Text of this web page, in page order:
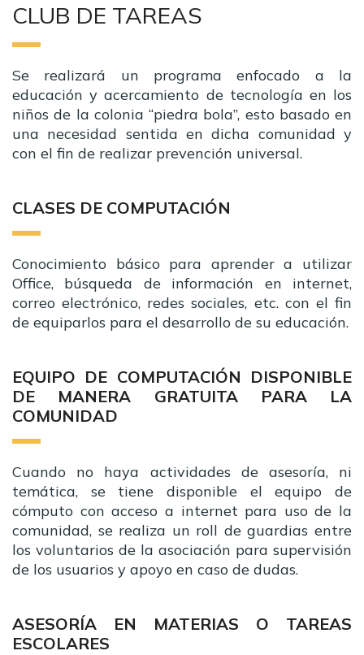
CLUB DE TAREAS
Se realizará un programa enfocado a la
educación y acercamiento de tecnología en los
niños de la colonia “piedra bola”, esto basado en
una necesidad sentida en dicha comunidad y
con el fin de realizar prevención universal.
CLASES DE COMPUTACIÓN
Conocimiento básico para aprender a utilizar
Office, búsqueda de información en internet,
correo electrónico, redes sociales, etc. con el fin
de equiparlos para el desarrollo de su educación.
EQUIPO DE COMPUTACIÓN DISPONIBLE
DE MANERA GRATUITA PARA LA
COMUNIDAD
Cuando no haya actividades de asesoría, ni
temática, se tiene disponible el equipo de
cómputo con acceso a internet para uso de la
comunidad, se realiza un roll de guardias entre
los voluntarios de la asociación para supervisión
de los usuarios y apoyo en caso de dudas.
ASESORÍA EN MATERIAS O TAREAS
ESCOLARES